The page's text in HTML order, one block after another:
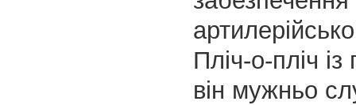
Пліч-о-пліч
він мужньо